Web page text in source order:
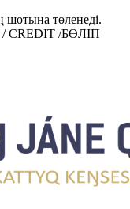
шотына төленеді.
/ CREDIT /БӨЛІП